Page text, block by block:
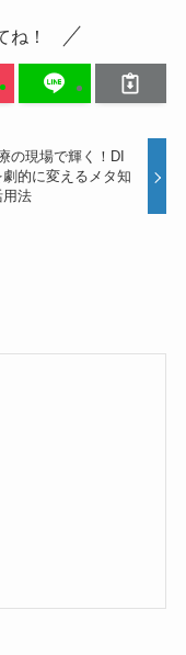
ね！
の現場で輝く！DI
的に変えるメタ知
用法